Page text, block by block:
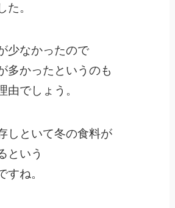
た。
少なかったので
多かったというのも
由でしょう。
しといて冬の食料が
という
すね。